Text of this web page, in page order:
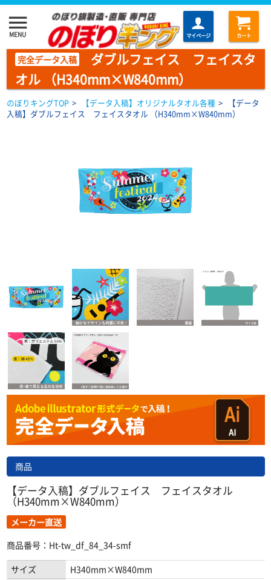
menu
MENU マイページ カート
完全データ入稿
ダブルフェイス フェイスタ
オル （H340mm×W840mm）
のぼりキングTOP > 【データ入稿】オリジナルタオル各種 >
【データ
入稿】ダブルフェイス フェイスタオル （H340mm×W840mm）
商品
【データ入稿】ダブルフェイス フェイスタオル
（H340mm×W840mm）
メーカー直送
商品番号：Ht-tw_df_84_34-smf
サイズ
H340mm×W840mm